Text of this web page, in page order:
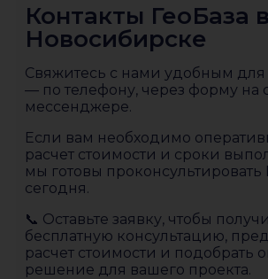
Контакты ГеоБаза в
Новосибирске
Свяжитесь с нами удобным для
— по телефону, через форму на
мессенджере.
Если вам необходимо
расчет стоимости и сроки
мы готовы проконсультировать
сегодня.
📞 Оставьте заявку, чтобы
бесплатную консультацию,
расчет стоимости и подобрать
решение для вашего проекта.